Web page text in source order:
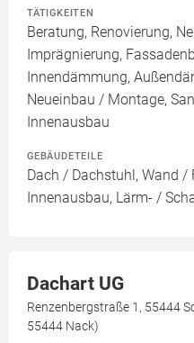
TÄTIGKEITEN
Beratung, Renovierung,
Imprägnierung,
Innendämmung,
Neueinbau / Montage,
Innenausbau
GEBÄUDETEILE
Dach / Dachstuhl, Wand /
Innenausbau, Lärm- /
Dachart UG
Renzenbergstraße 1, 55444
55444 Nack)